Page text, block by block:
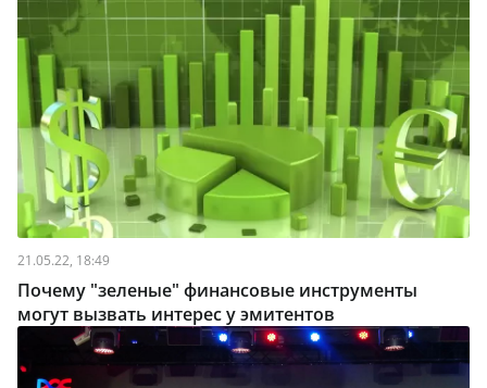
21.05.22, 18:49
Почему "зеленые" финансовые инструменты
могут вызвать интерес у эмитентов